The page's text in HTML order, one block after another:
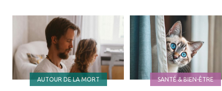
favoris
AUTOUR DE LA MORT
à
mes
favoris
SANTÉ & BIEN-ÊTRE